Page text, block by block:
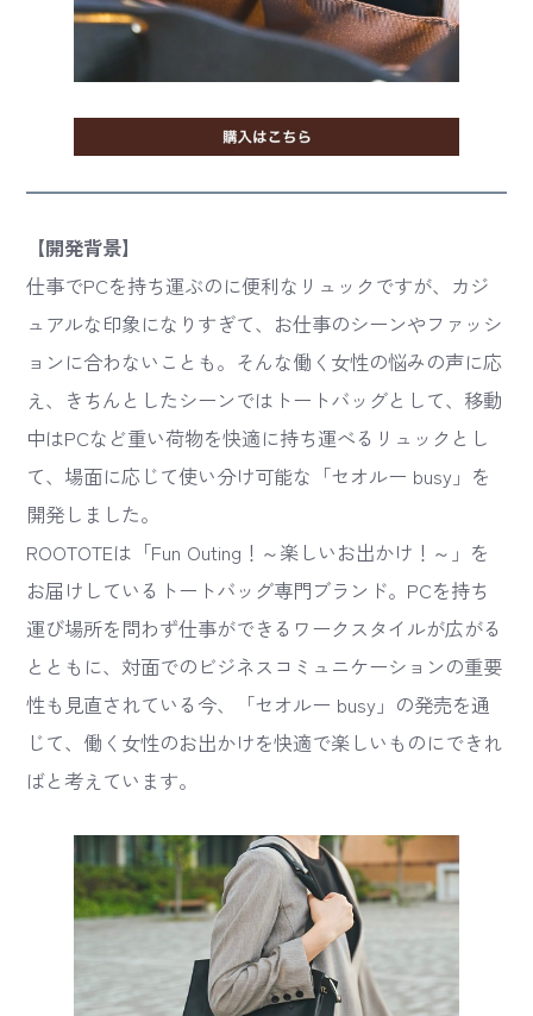
【開発背景】
仕事でPCを持ち運ぶのに便利なリュックですが、カジ
ュアルな印象になりすぎて、お仕事のシーンやファッシ
ョンに合わないことも。そんな働く女性の悩みの声に応
え、きちんとしたシーンではトートバッグとして、移動
中はPCなど重い荷物を快適に持ち運べるリュックとし
て、場面に応じて使い分け可能な「セオルー busy」を
開発しました。
ROOTOTEは「Fun Outing！～楽しいお出かけ！～」を
お届けしているトートバッグ専門ブランド。PCを持ち
運び場所を問わず仕事ができるワークスタイルが広がる
とともに、対面でのビジネスコミュニケーションの重要
性も見直されている今、「セオルー busy」の発売を通
じて、働く女性のお出かけを快適で楽しいものにできれ
ばと考えています。